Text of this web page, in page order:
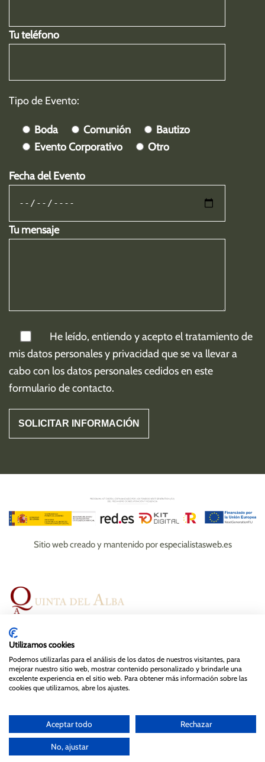
Tu teléfono
Tipo de Evento:
Boda Comunión
Bautizo
Evento Corporativo
Otro
Fecha del Evento
Tu mensaje
He leído, entiendo y acepto el tratamiento de
misdatos personales y privacidad que se va llevar a
cabo con los datos personales cedidos en este
formulario de contacto.
Sitio web creado y mantenido porespecialistasweb.es
Magazine
Contacto
Aviso legal
Política de privacidad y cookies
Utilizamos cookies
Podemos utilizarlas para el análisis de los datos de nuestros visitantes, para
mejorar nuestro sitio web, mostrar contenido personalizado y brindarle una
excelente experiencia en el sitio web. Para obtener más información sobre las
cookies que utilizamos, abre los ajustes.
Aceptar todo Rechazar
No, ajustar